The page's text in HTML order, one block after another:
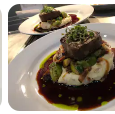
construye sinfonías nota a nota